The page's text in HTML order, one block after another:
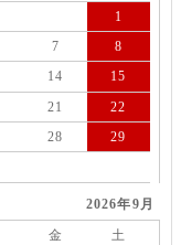
1
7
8
14
15
21
22
28
29
2026年9月
金
土